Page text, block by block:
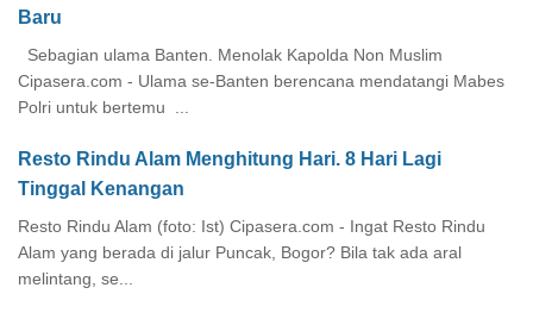
Baru
Sebagian ulama Banten. Menolak Kapolda Non Muslim
Cipasera.com - Ulama se-Banten berencana mendatangi Mabes
Polri untuk bertemu ...
Resto Rindu Alam Menghitung Hari. 8 Hari Lagi
Tinggal Kenangan
Resto Rindu Alam (foto: Ist) Cipasera.com - Ingat Resto Rindu
Alam yang berada di jalur Puncak, Bogor? Bila tak ada aral
melintang, se...